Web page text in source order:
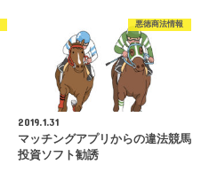
悪徳商法情報
2019.1.31
マッチングアプリからの違法競馬
投資ソフト勧誘